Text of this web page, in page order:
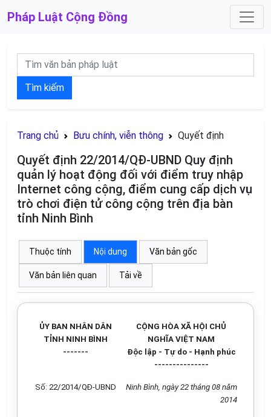
Pháp Luật Cộng Đồng
Tìm kiếm
Trang chủ Bưu chính, viễn thông Quyết định
Quyết định 22/2014/QĐ-UBND Quy định
quản lý hoạt động đối với điểm truy nhập
Internet công cộng, điểm cung cấp dịch vụ
trò chơi điện tử công cộng trên địa bàn
tỉnh Ninh Bình
Thuộc tính Nội dung Văn bản gốc
Văn bản liên quan Tải về
ỦY BAN NHÂN DÂN
TỈNH NINH BÌNH
-------
CỘNG HÒA XÃ HỘI CHỦ
NGHĨA VIỆT NAM
Độc lập - Tự do - Hạnh phúc
---------------
Số: 22/2014/QĐ-UBND Ninh Bình, ngày22tháng 08năm
2014